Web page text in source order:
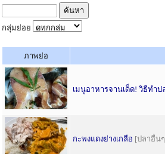
กลุ่มย่อย
ภาพย่อ
เมนูอาหารจานเด็ด! วิธีทำ
กะพงแดงย่างเกลือ [ปลาอื่น